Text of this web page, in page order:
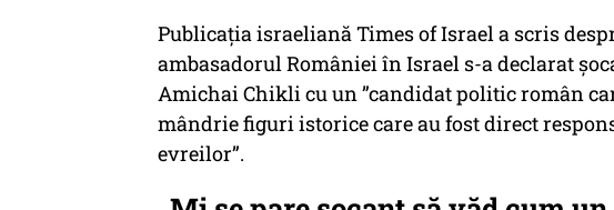
Publicația israeliană Times of Israel a scris
ambasadorul României în Israel s-a declarat
Amichai Chikli cu un ”candidat politic român
mândrie figuri istorice care au fost direct
evreilor”.